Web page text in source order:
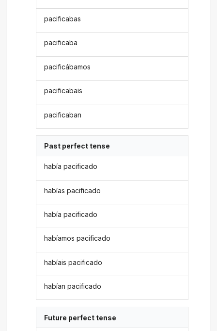
pacificabas
pacificaba
pacificábamos
pacificabais
pacificaban
Past perfect tense
había pacificado
habías pacificado
había pacificado
habíamos pacificado
habíais pacificado
habían pacificado
Future perfect tense